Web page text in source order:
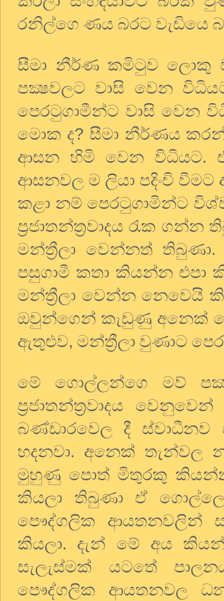
රනිල්ගෙ ණය බරට වැඩියෙ
සීමා නීර්ණ කමිටුව ලොකු
පක්‍ෂවලට වාසි වෙන
පෙරටුගාමීන්ට වාසි වෙන
මොක ද? සීමා නීර්ණය
ආසන හිමි වෙන විධියට. ඒ
ආසනවල ම ලියා පදිංචි
කළා නම් පෙරටුගාමින්ට
ප්‍රජාතන්ත්‍රවාදය රැක
මන්ත්‍රීලා වෙන්නත් තිබුණා.
පසුගාමී කතා කියන්න එපා
මන්ත්‍රීලා වෙන්න නෙවෙයි
ඔවුන්ගෙන් කැඩුණු අනෙක්
ඇතුළුව, මන්ත්‍රීලා වුණාට
මේ ගොල්ලන්ගෙ මව්
ප්‍රජාතන්ත්‍රවාදය
බණ්ඩාරවෙල දී
හදනවා. අනෙක් තැන්වල
මුහුණු පොත් මිතුරකු
කියලා තිබුණා ඒ
පෞද්ගලික ආයතනවලින්
කියලා. දැන් මේ අය
සැලැස්මක් යටතේ
පෞද්ගලික ආයතනවල